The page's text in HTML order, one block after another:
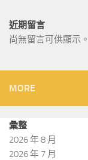
近期留言
尚無留言可供顯示。
MORE
彙整
2026 年 8 月
2026 年 7 月